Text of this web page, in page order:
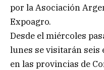
por la Asociación
Expoagro.
Desde el miércoles
lunes se visitarán seis
en las provincias de